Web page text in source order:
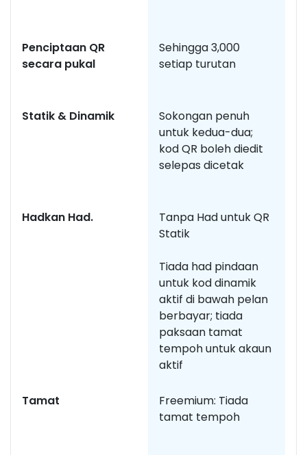
Penciptaan QR
secara pukal
Sehingga 3,000
setiap turutan
Statik & Dinamik
Sokongan penuh
untuk kedua-dua;
kod QR boleh diedit
selepas dicetak
Hadkan Had.
Tanpa Had untuk QR
Statik
Tiada had pindaan
untuk kod dinamik
aktif di bawah pelan
berbayar; tiada
paksaan tamat
tempoh untuk akaun
aktif
Tamat
Freemium: Tiada
tamat tempoh